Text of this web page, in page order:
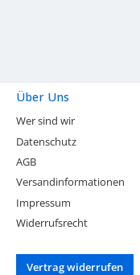
Über Uns
Wer sind wir
Datenschutz
AGB
Versandinformationen
Impressum
Widerrufsrecht
Vertrag widerrufen